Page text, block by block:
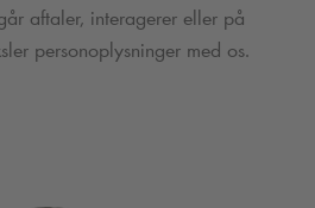
aftaler, interagerer eller på
personoplysninger med os.